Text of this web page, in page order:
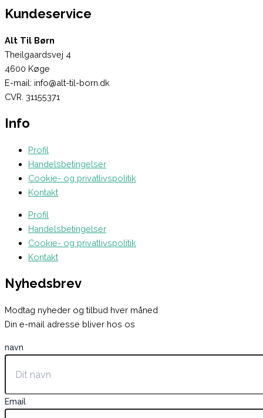
Kundeservice
Alt Til Børn
Theilgaardsvej 4
4600 Køge
E-mail: info@alt-til-born.dk
CVR. 31155371
Info
Profil
Handelsbetingelser
Cookie- og privatlivspolitik
Kontakt
Profil
Handelsbetingelser
Cookie- og privatlivspolitik
Kontakt
Nyhedsbrev
Modtag nyheder og tilbud hver måned
Din e-mail adresse bliver hos os
navn
Email